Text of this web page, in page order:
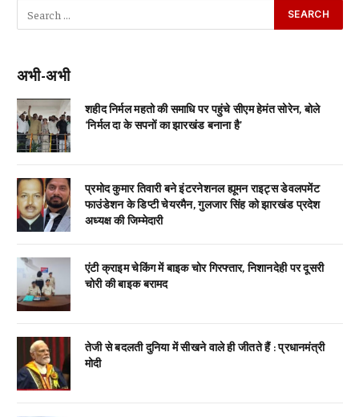
अभी-अभी
शहीद निर्मल महतो की समाधि पर पहुंचे सीएम हेमंत सोरेन, बोले
‘निर्मल दा के सपनों का झारखंड बनाना है’
प्रमोद कुमार तिवारी बने इंटरनेशनल ह्यूमन राइट्स डेवलपमेंट
फाउंडेशन के डिप्टी चेयरमैन, गुलजार सिंह को झारखंड प्रदेश
अध्यक्ष की जिम्मेदारी
एंटी क्राइम चेकिंग में बाइक चोर गिरफ्तार, निशानदेही पर दूसरी
चोरी की बाइक बरामद
तेजी से बदलती दुनिया में सीखने वाले ही जीतते हैं : प्रधानमंत्री
मोदी